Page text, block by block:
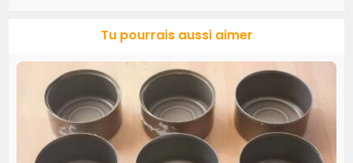
Tu pourrais aussi aimer